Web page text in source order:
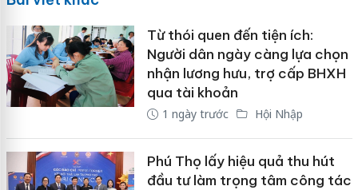
Từ thói quen đến tiện ích:
Người dân ngày càng lựa chọn
nhận lương hưu, trợ cấp BHXH
qua tài khoản
1 ngày trước Hội Nhập
Phú Thọ lấy hiệu quả thu hút
đầu tư làm trọng tâm công tác